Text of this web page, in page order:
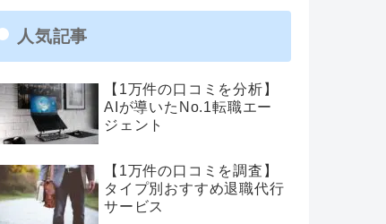
人気記事
【1万件の口コミを分析】
AIが導いたNo.1転職エー
ジェント
【1万件の口コミを調査】
タイプ別おすすめ退職代行
サービス